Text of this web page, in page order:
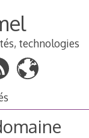
technologies